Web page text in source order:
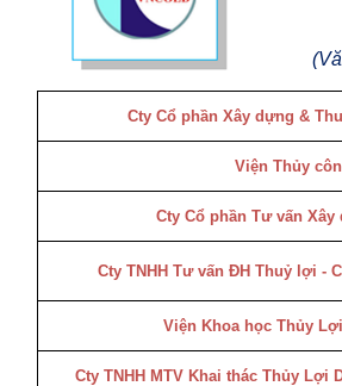
Cty Cổ phần Xây dựng &
Viện Thủy
Cty Cổ phần Tư vấn
Cty TNHH Tư vấn ĐH Thuỷ lợi -
Viện Khoa học Thủy
Cty TNHH MTV Khai thác Thủy Lợi